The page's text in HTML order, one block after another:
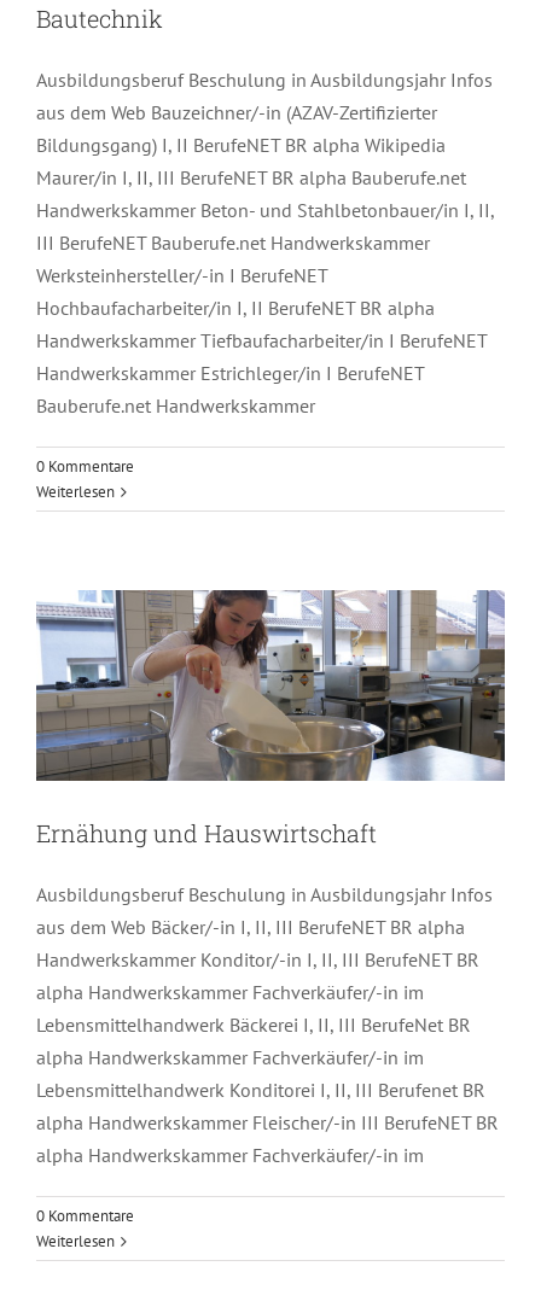
Bautechnik
Ausbildungsberuf Beschulung in Ausbildungsjahr Infos
aus dem Web Bauzeichner/-in (AZAV-Zertifizierter
Bildungsgang) I, II BerufeNET BR alpha Wikipedia
Maurer/in I, II, III BerufeNET BR alpha Bauberufe.net
Handwerkskammer Beton- und Stahlbetonbauer/in I, II,
III BerufeNET Bauberufe.net Handwerkskammer
Werksteinhersteller/-in I BerufeNET
Hochbaufacharbeiter/in I, II BerufeNET BR alpha
Handwerkskammer Tiefbaufacharbeiter/in I BerufeNET
Handwerkskammer Estrichleger/in I BerufeNET
Bauberufe.net Handwerkskammer
0 Kommentare
Weiterlesen
Ernähung und Hauswirtschaft
Ernähung und Hauswirtschaft
Ausbildungsberuf Beschulung in Ausbildungsjahr Infos
aus dem Web Bäcker/-in I, II, III BerufeNET BR alpha
Handwerkskammer Konditor/-in I, II, III BerufeNET BR
alpha Handwerkskammer Fachverkäufer/-in im
Lebensmittelhandwerk Bäckerei I, II, III BerufeNet BR
alpha Handwerkskammer Fachverkäufer/-in im
Lebensmittelhandwerk Konditorei I, II, III Berufenet BR
alpha Handwerkskammer Fleischer/-in III BerufeNET BR
alpha Handwerkskammer Fachverkäufer/-in im
0 Kommentare
Weiterlesen